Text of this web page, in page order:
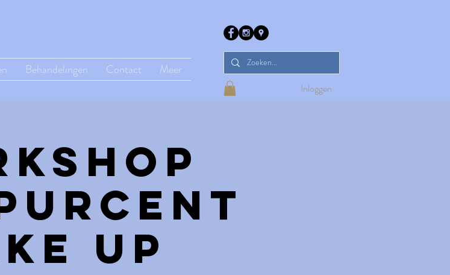
Behandelingen Contact Meer
Inloggen
up